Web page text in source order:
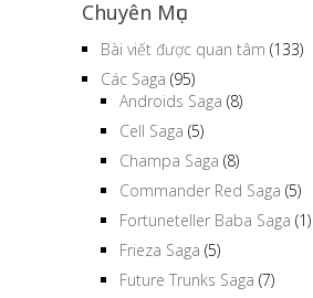
Chuyên Mục
Bài viết được quan tâm (133)
Các Saga (95)
Androids Saga (8)
Cell Saga (5)
Champa Saga (8)
Commander Red Saga (5)
Fortuneteller Baba Saga (1)
Frieza Saga (5)
Future Trunks Saga (7)